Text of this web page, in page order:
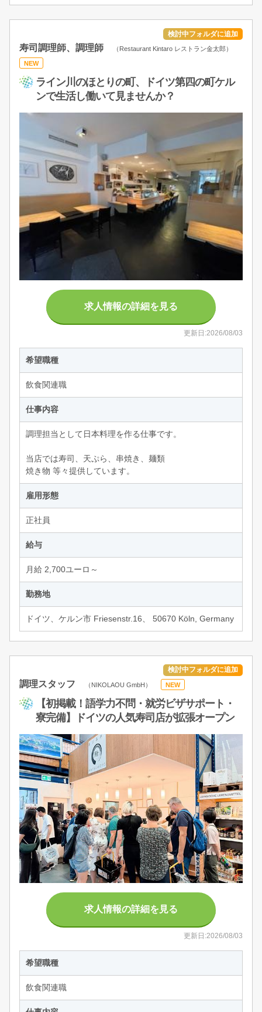
寿司調理師、調理師 （Restaurant Kintaro レストラン金太郎）
NEW
ライン川のほとりの町、ドイツ第四の町ケル
ンで生活し働いて見ませんか？
希望職種
飲食関連職
仕事内容
調理担当として日本料理を作る仕事です。
当店では寿司、天ぷら、串焼き、麺類
焼き物 等々提供しています。
雇用形態
正社員
給与
月給 2,700ユーロ～
勤務地
ドイツ、ケルン市 Friesenstr.16、 50670 Köln, Germany
求人情報の詳細を見る
更新日:2026/08/03
調理スタッフ （NIKOLAOU GmbH） NEW
【初掲載！語学力不問・就労ビザサポート・
寮完備】ドイツの人気寿司店が拡張オープン
希望職種
飲食関連職
求人情報の詳細を見る
更新日:2026/08/03